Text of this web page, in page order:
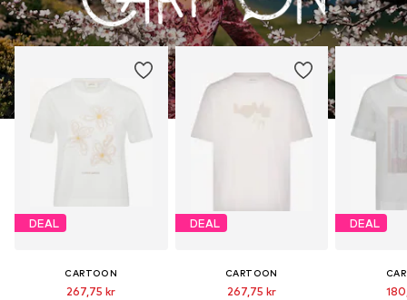
DEAL
CARTOON
267,75 kr
DEAL
CARTOON
267,75 kr
DEAL